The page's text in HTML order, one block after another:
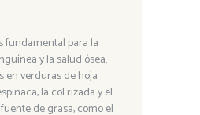
fundamental para la
y la salud ósea.
en verduras de hoja
la col rizada y el
de grasa, como el